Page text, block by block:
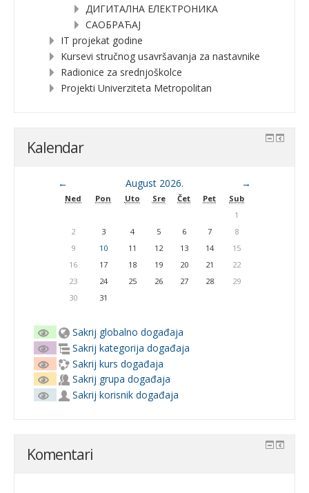
ДИГИТАЛНА ЕЛЕКТРОНИКА
САОБРАЋАЈ
IT projekat godine
Kursevi stručnog usavršavanja za nastavnike
Radionice za srednjoškolce
Projekti Univerziteta Metropolitan
Kalendar
← August 2026. →
Ned Pon Uto Sre Čet Pet
Sub
1
2
3 4 5 6 7
8
9
10 11 12 13 14
15
16
17 18 19 20 21
22
23
24 25 26 27 28
29
30
31
Sakrij globalno događaja
Sakrij kategorija događaja
Sakrij kurs događaja
Sakrij grupa događaja
Sakrij korisnik događaja
Komentari